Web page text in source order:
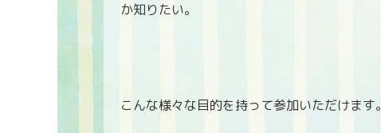
か知りたい。
こんな様々な目的を持って参加いただけます。